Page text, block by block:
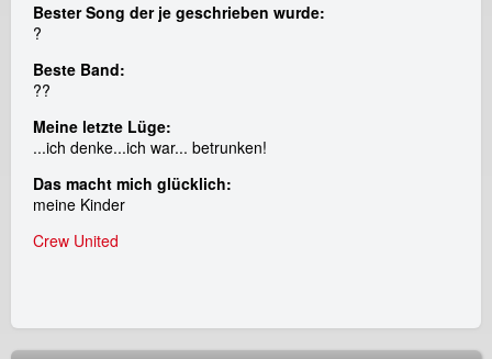
Bester Song der je geschrieben wurde:
?
Beste Band:
??
Meine letzte Lüge:
...ich denke...ich war... betrunken!
Das macht mich glücklich:
meine Kinder
Crew United